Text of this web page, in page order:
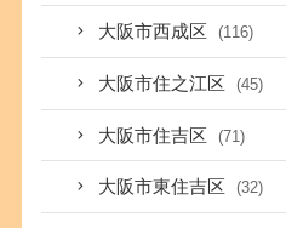
大阪市西成区 (116)
大阪市住之江区 (45)
大阪市住吉区 (71)
大阪市東住吉区 (32)